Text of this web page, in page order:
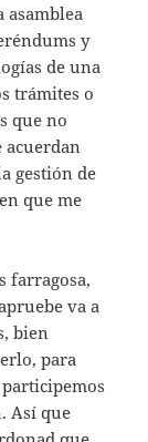
asamblea
y
de una
trámites o
que no
acuerdan
gestión de
que me
farragosa,
va a
bien
para
Así que